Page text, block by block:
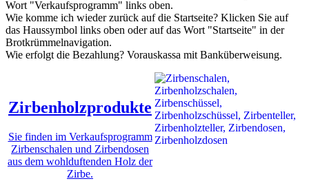
Wort "Verkaufsprogramm" links oben.
Wie komme ich wieder zurück auf die Startseite? Klicken Sie auf
das Haussymbol links oben oder auf das Wort "Startseite" in der
Brotkrümmelnavigation.
Wie erfolgt die Bezahlung? Vorauskassa mit Banküberweisung.
Zirbenholzprodukte
Sie finden im Verkaufsprogramm
Zirbenschalen und Zirbendosen
aus dem wohlduftenden Holz der
Zirbe.